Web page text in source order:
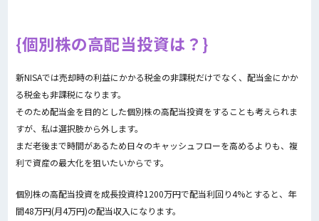
個別株の高配当投資は？
新NISAでは売却時の利益にかかる税金の非課税だけでなく、配当金にかか
る税金も非課税になります。
そのため配当金を目的とした個別株の高配当投資をすることも考えられま
すが、私は選択肢から外します。
まだ老後まで時間があるため日々のキャッシュフローを高めるよりも、複
利で資産の最大化を狙いたいからです。
個別株の高配当投資を成長投資枠1200万円で配当利回り4%とすると、年
間48万円(月4万円)の配当収入になります。